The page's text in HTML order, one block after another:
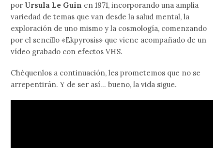
por Ursula Le Guin en 1971, incorporando una amplia
variedad de temas que van desde la salud mental, la
exploración de uno mismo y la cosmología, comenzando
por el sencillo «Ekpyrosis» que viene acompañado de un
vídeo grabado con efectos VHS.
Chéquenlos a continuación, les prometemos que no se
arrepentirán. Y de ser así… bueno, la vida sigue.